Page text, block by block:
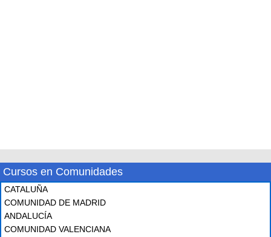
Cursos en Comunidades
CATALUÑA
COMUNIDAD DE MADRID
ANDALUCÍA
COMUNIDAD VALENCIANA